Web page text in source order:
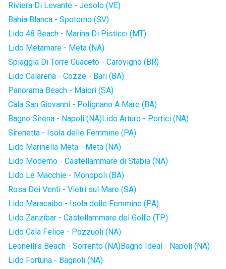
Riviera Di Levante - Jesolo (VE)
Bahia Blanca - Spotorno (SV)
Lido 48 Beach - Marina Di Pisticci (MT)
Lido Metamare - Meta (NA)
Spiaggia Di Torre Guaceto - Carovigno (BR)
Lido Calarena - Cozze - Bari (BA)
Panorama Beach - Maiori (SA)
Cala San Giovanni - Polignano A Mare (BA)
Bagno Sirena - Napoli (NA)Lido Arturo - Portici (NA)
Sirenetta - Isola delle Femmine (PA)
Lido Marinella Meta - Meta (NA)
Lido Moderno - Castellammare di Stabia (NA)
Lido Le Macchie - Monopoli (BA)
Rosa Dei Venti - Vietri sul Mare (SA)
Lido Maracaibo - Isola delle Femmine (PA)
Lido Zanzibar - Castellammare del Golfo (TP)
Lido Cala Felice - Pozzuoli (NA)
Leonelli's Beach - Sorrento (NA)Bagno Ideal - Napoli (NA)
Lido Fortuna - Bagnoli (NA)